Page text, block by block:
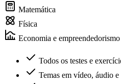
Matemática
Física
Economia e empreendedorismo
Todos os testes e
Temas em vídeo, áudio e